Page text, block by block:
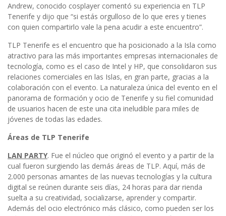
Andrew, conocido cosplayer comentó su experiencia en TLP
Tenerife y dijo que “si estás orgulloso de lo que eres y tienes
con quien compartirlo vale la pena acudir a este encuentro”.
TLP Tenerife es el encuentro que ha posicionado a la Isla como
atractivo para las más importantes empresas internacionales de
tecnología, como es el caso de Intel y HP, que consolidaron sus
relaciones comerciales en las Islas, en gran parte, gracias a la
colaboración con el evento. La naturaleza única del evento en el
panorama de formación y ocio de Tenerife y su fiel comunidad
de usuarios hacen de este una cita ineludible para miles de
jóvenes de todas las edades.
Áreas de TLP Tenerife
LAN PARTY. Fue el núcleo que originó el evento y a partir de la
cual fueron surgiendo las demás áreas de TLP. Aquí, más de
2.000 personas amantes de las nuevas tecnologías y la cultura
digital se reúnen durante seis días, 24 horas para dar rienda
suelta a su creatividad, socializarse, aprender y compartir.
Además del ocio electrónico más clásico, como pueden ser los